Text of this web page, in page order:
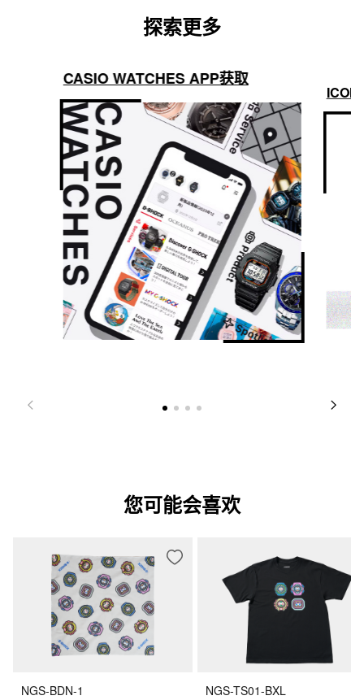
探索更多
CASIO WATCHES APP获取
您可能会喜欢
NGS-BDN-1 NGS-TS01-BXL